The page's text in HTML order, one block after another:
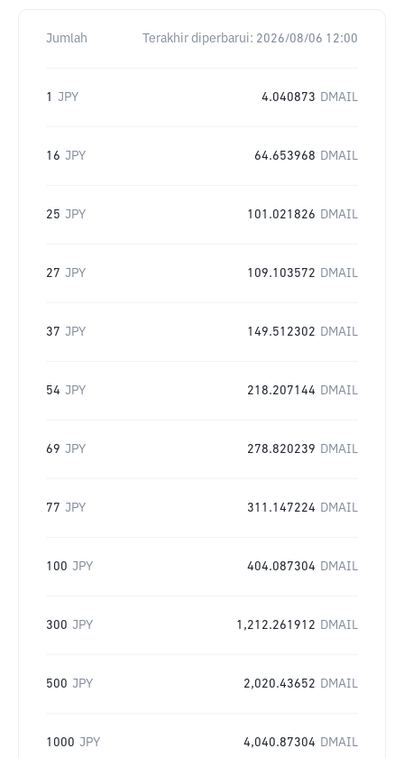
Jumlah Terakhir diperbarui: 2026/08/06 12:00
1 JPY 4.040873 DMAIL
16 JPY 64.653968 DMAIL
25 JPY 101.021826 DMAIL
27 JPY 109.103572 DMAIL
37 JPY 149.512302 DMAIL
54 JPY 218.207144 DMAIL
69 JPY 278.820239 DMAIL
77 JPY 311.147224 DMAIL
100 JPY 404.087304 DMAIL
300 JPY 1,212.261912 DMAIL
500 JPY 2,020.43652 DMAIL
1000 JPY 4,040.87304 DMAIL